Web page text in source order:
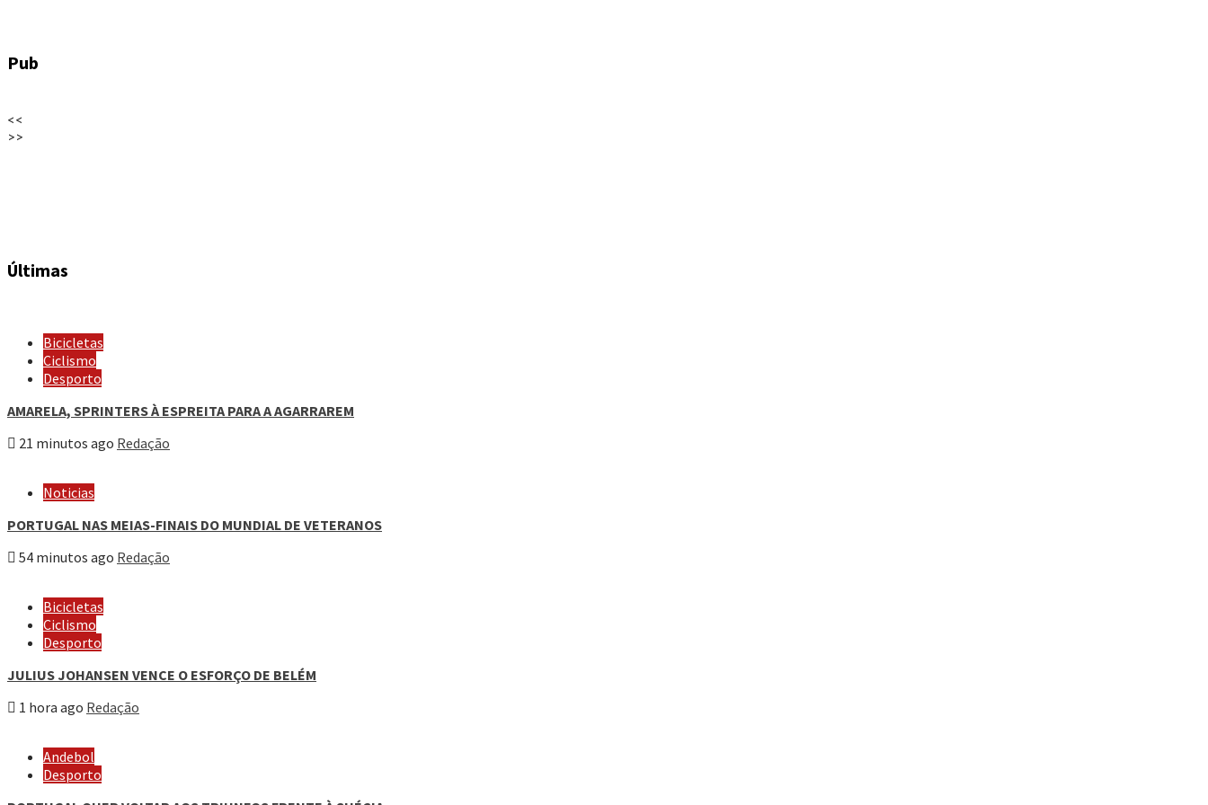
Pub
<<
>>
Últimas
Bicicletas
Ciclismo
Desporto
AMARELA, SPRINTERS À ESPREITA PARA A AGARRAREM
21 minutos ago Redação
Noticias
PORTUGAL NAS MEIAS-FINAIS DO MUNDIAL DE VETERANOS
54 minutos ago Redação
Bicicletas
Ciclismo
Desporto
JULIUS JOHANSEN VENCE O ESFORÇO DE BELÉM
1 hora ago Redação
Andebol
Desporto